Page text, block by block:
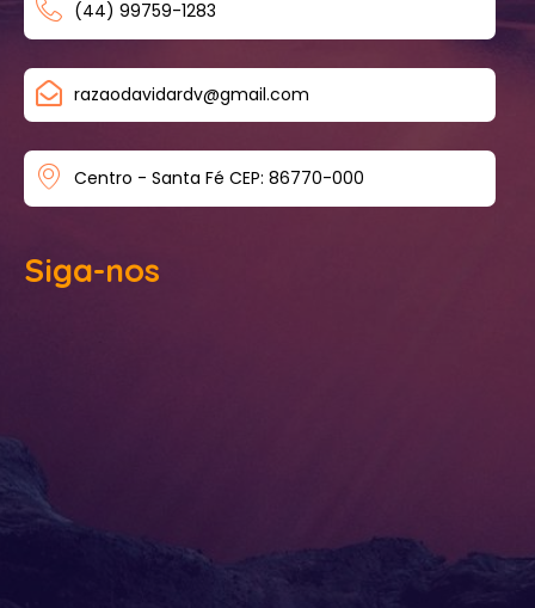
(44) 99759-1283
razaodavidardv@gmail.com
Centro - Santa Fé CEP: 86770-000
Siga-nos